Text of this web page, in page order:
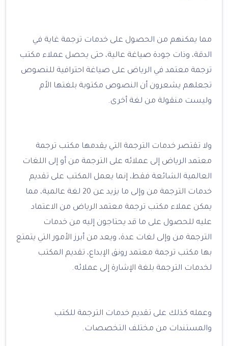
مما يمكنهم من الحصول على خدمات ترجمة غاية في
الدقة، وذات جودة صياغة عالية، حتى يحصل عملاء مكتب
ترجمة معتمد في الرياض على صياغة احترافية للنصوص
تجعلهم يشعرون أن النصوص مكتوبة بلغتها الأم
وليست منقولة من لغة أخرى.
ولا تقتصر خدمات الترجمة التي يقدمها مكتب ترجمة
معتمد الرياض إلى عملائه على الترجمة من أو إلى اللغات
العالمية الشائعة فقط، إنما يعمل المكتب على تقديم
خدمات الترجمة من وإلى ما يزيد عن 20 لغة عالمية، مما
يمكن عملاء مكتب ترجمة معتمد الرياض من الاعتماد
عليه للحصول على ما قد يحتاجون إليه من خدمات
الترجمة من وإلى لغات عدة، ويعد من أبرز الأمور التي يتمتع
بها مكتب ترجمة معتمد رونق الإبداع، تقديم المكتب
لخدمات الترجمة بلغة الإشارة إلى عملائه.
وعمله كذلك على تقديم خدمات الترجمة للكتب
والمستندات من مختلف التخصصات.